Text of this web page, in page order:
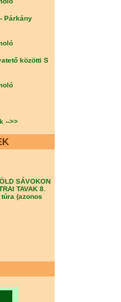
Párkány
közötti S
-->>
SÁVOKON
TAVAK 8.
(azonos